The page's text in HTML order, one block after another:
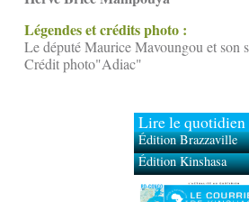
Légendes et crédits photo :
Le député Maurice Mavoungou et son
Crédit photo"Adiac"
Lire le quotidien
Édition Brazzaville
Édition Kinshasa